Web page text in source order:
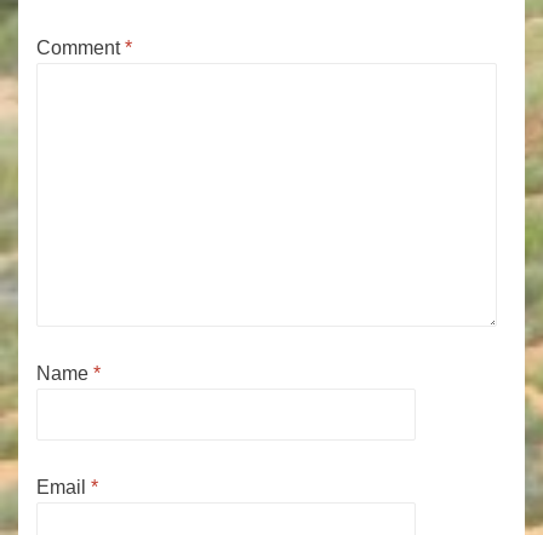
Comment*
Name *
Email *